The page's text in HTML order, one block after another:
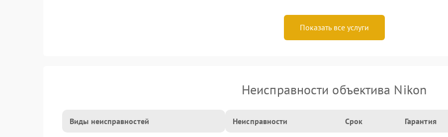
Показать все услуги
Неисправности объектива Nikon
Виды неисправностей Неисправности Срок Гарантия